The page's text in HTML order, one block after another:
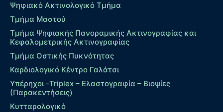
Ψηφιακό Ακτινολογικό Τμήμα
Τμήμα Μαστού
Τμήμα Ψηφιακής Πανοραμικής Ακτινογραφίας και
Κεφαλομετρικής Ακτινογραφίας
Τμήμα Οστικής Πυκνότητας
Καρδιολογικό Κέντρο Γαλάτσι
Υπέρηχοι -Triplex – Eλαστογραφία – Βιοψίες
(Παρακεντήσεις)
Κυτταρολογικό